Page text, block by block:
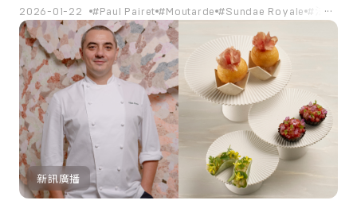
展偏向大眾市場的商業化餐廳，因為「追求商
業成功也是一件有意義的挑戰」。
2026-01-22 #Paul Pairet #Moutarde #Sundae Royale #法餐
...
新訊廣播